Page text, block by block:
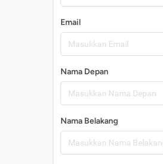
Email
Nama Depan
Nama Belakang